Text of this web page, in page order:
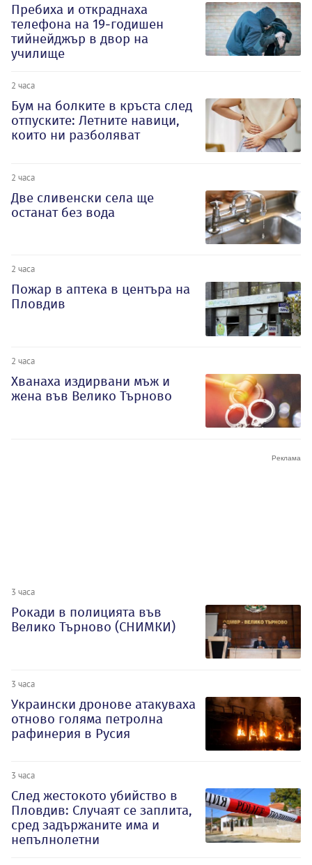
Пребиха и откраднаха
телефона на 19-годишен
тийнейджър в двор на
училище
2 часа
Бум на болките в кръста след
отпуските: Летните навици,
които ни разболяват
2 часа
Две сливенски села ще
останат без вода
2 часа
Пожар в аптека в центъра на
Пловдив
2 часа
Хванаха издирвани мъж и
жена във Велико Търново
3 часа
Рокади в полицията във
Велико Търново (СНИМКИ)
3 часа
Украински дронове атакуваха
отново голяма петролна
рафинерия в Русия
3 часа
След жестокото убийство в
Пловдив: Случаят се заплита,
сред задържаните има и
непълнолетни